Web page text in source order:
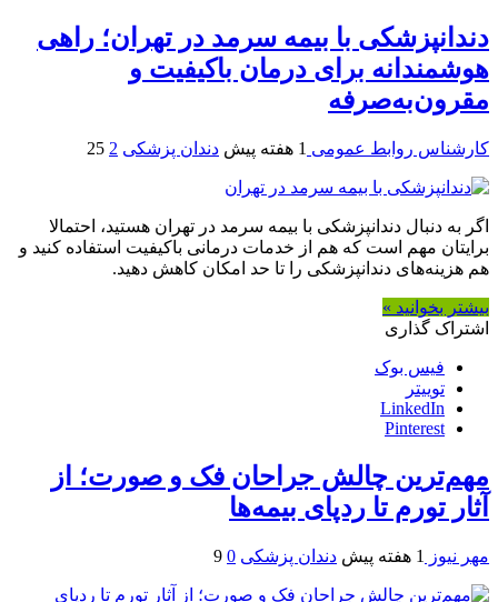
دندانپزشکی با بیمه سرمد در تهران؛ راهی
هوشمندانه برای درمان باکیفیت و
مقرون‌به‌صرفه
کارشناس روابط عمومی 1 هفته پیش دندان پزشکی 2
25
اگر به دنبال دندانپزشکی با بیمه سرمد در تهران هستید، احتمالا
برایتان مهم است که هم از خدمات درمانی باکیفیت استفاده کنید و
هم هزینه‌های دندانپزشکی را تا حد امکان کاهش دهید.
بیشتر بخوانید »
اشتراک گذاری
فیس بوک
توییتر
LinkedIn
Pinterest
مهم‌ترین چالش جراحان فک و صورت؛ از
آثار تورم تا ردپای بیمه‌ها
مهر نیوز 1 هفته پیش دندان پزشکی 0
9